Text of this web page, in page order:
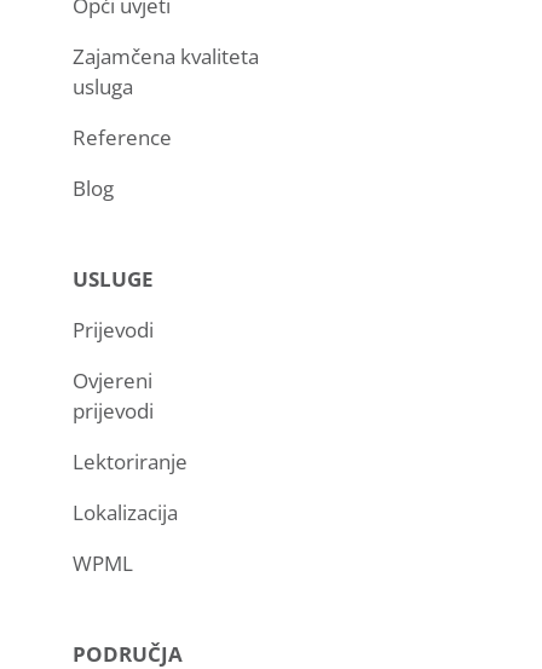
Zajamčena kvaliteta
usluga
Reference
Blog
USLUGE
Prijevodi
Ovjereni
prijevodi
Lektoriranje
Lokalizacija
WPML
PODRUČJA